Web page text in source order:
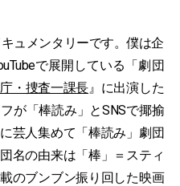
ュメンタリーです。僕は企
で展開している「劇団
・捜査一課長』に出演した
が「棒読み」とSNSで揶揄
芸人集めて「棒読み」劇団
名の由来は「棒」＝スティ
のブンブン振り回した映画